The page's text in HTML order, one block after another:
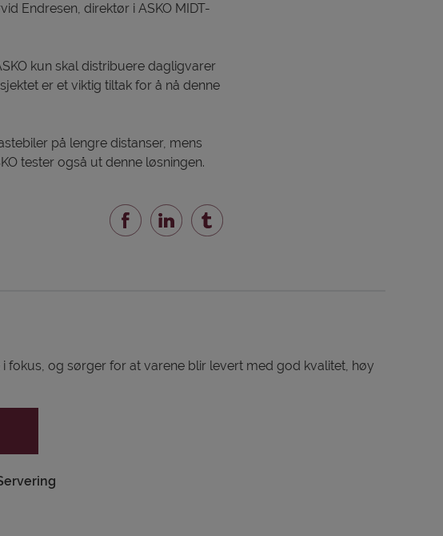
Endresen, direktør i ASKO MIDT-
kun skal distribuere dagligvarer
er et viktig tiltak for å nå denne
på lengre distanser, mens
tester også ut denne løsningen.
fokus, og sørger for at varene blir levert med god kvalitet, høy